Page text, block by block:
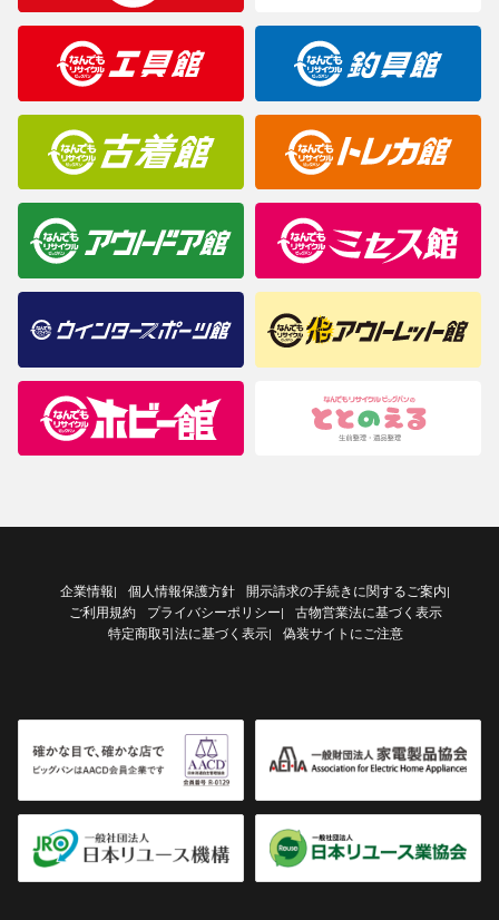
企業情報| 個人情報保護方針 開示請求の手続きに関するご案内|
ご利用規約 プライバシーポリシー|
古物営業法に基づく表示
特定商取引法に基づく表示| 偽装サイトにご注意